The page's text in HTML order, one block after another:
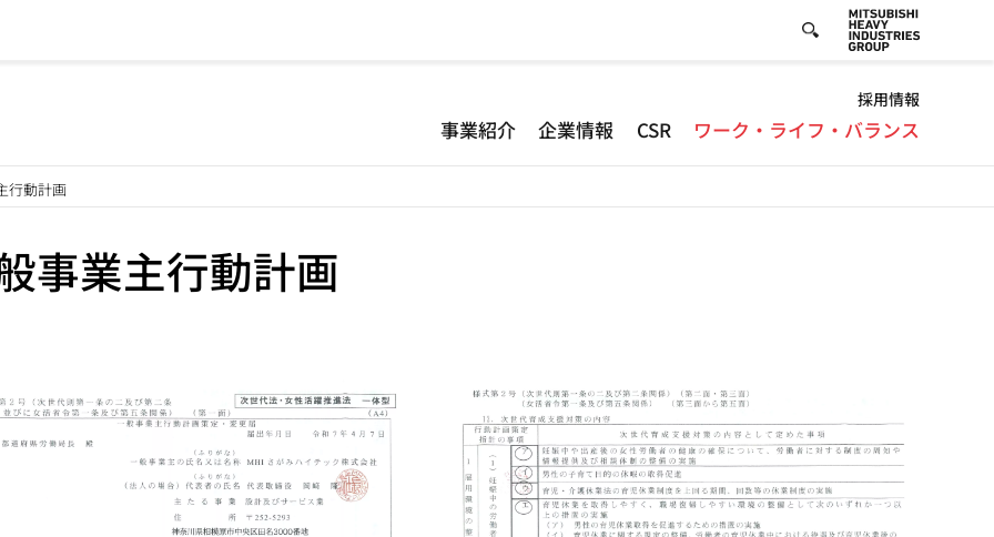
Default
-
Header
採用情報
事業紹介 企業情報 CSR ワーク・ライフ・バランス
行動計画
事業主行動計画